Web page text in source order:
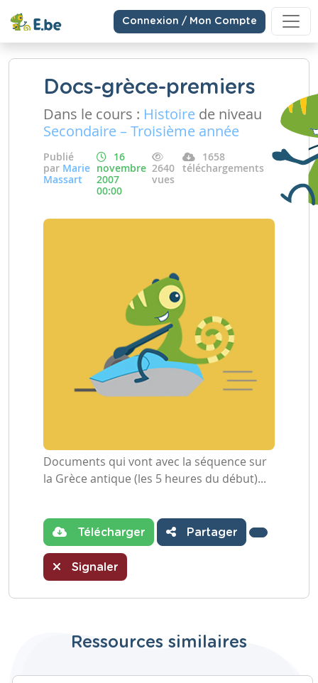
Connexion / Mon Compte
Docs-grèce-premiers
Dans le cours : Histoire de niveau
Secondaire – Troisième année
Publié
par Marie
Massart
16
novembre
2007
00:00
2640
vues
1658
téléchargements
Documents qui vont avec la séquence sur
la Grèce antique (les 5 heures du début)...
Télécharger Partager
Signaler
Ressources similaires